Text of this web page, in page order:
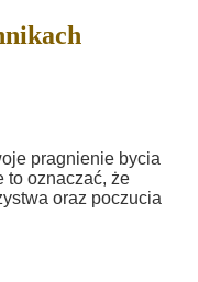
pragnienie bycia
to oznaczać, że
oraz poczucia